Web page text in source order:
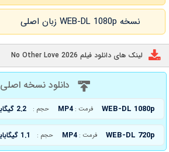
نسخه WEB-DL 1080p زبان اصلی
لینک های دانلود فیلم No Other Love 2026
دانلود نسخه اصلی
WEB-DL 1080p فرمت : MP4 حجم : 2.2 گیگابایت
WEB-DL 720p فرمت : MP4 حجم : 1.1 گیگابایت